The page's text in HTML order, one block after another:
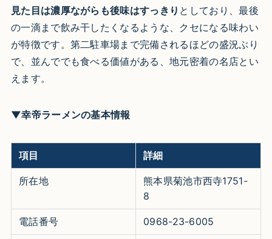
見た目は濃厚ながらも後味はすっきり としており、最後
の一滴まで飲み干したくなるような、クセになる味わい
が特徴です。第二駐車場まで完備されるほどの盛況ぶり
で、並んででも食べる価値がある、地元密着の名店とい
えます。
▼幸帝ラーメンの基本情報
項目 詳細
所在地
熊本県菊池市西寺1751-
8
電話番号 0968-23-6005